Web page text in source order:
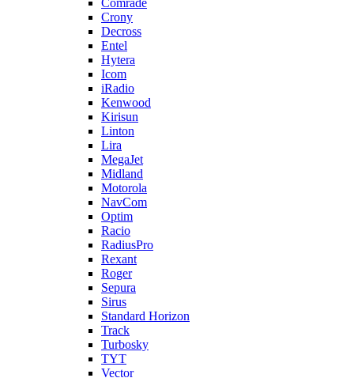
Comrade
Crony
Decross
Entel
Hytera
Icom
iRadio
Kenwood
Kirisun
Linton
Lira
MegaJet
Midland
Motorola
NavCom
Optim
Racio
RadiusPro
Rexant
Roger
Sepura
Sirus
Standard Horizon
Track
Turbosky
TYT
Vector